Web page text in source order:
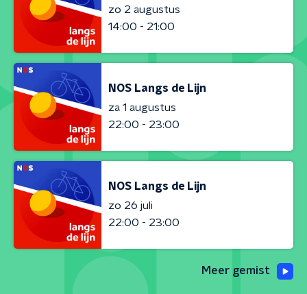
zo 2 augustus
14:00 - 21:00
NOS Langs de Lijn
za 1 augustus
22:00 - 23:00
NOS Langs de Lijn
zo 26 juli
22:00 - 23:00
Meer gemist